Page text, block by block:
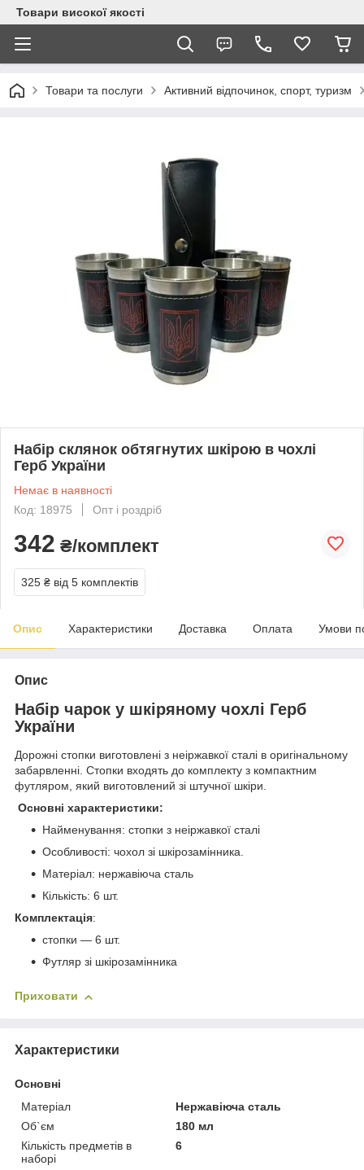
Товари високої якості
Товари та послуги Активний відпочинок, спорт, туризм
Набір склянок обтягнутих шкірою в чохлі
Герб України
Немає в наявності
Код: 18975
Опт і роздріб
342 ₴/комплект
325 ₴ від 5 комплектів
Опис Характеристики Доставка Оплата Умови
Опис
Набір чарок у шкіряному чохлі Герб
України
Дорожні стопки виготовлені з неіржавкої сталі в оригінальному
забарвленні. Стопки входять до комплекту з компактним
футляром, який виготовлений зі штучної шкіри.
Основні характеристики:
Найменування: стопки з неіржавкої сталі
Особливості: чохол зі шкірозамінника.
Матеріал: нержавіюча сталь
Кількість: 6 шт.
Комплектація:
стопки ― 6 шт.
Футляр зі шкірозамінника
Приховати
Характеристики
Основні
Матеріал
Нержавіюча сталь
Об`єм
180 мл
Кількість предметів в
наборі
6